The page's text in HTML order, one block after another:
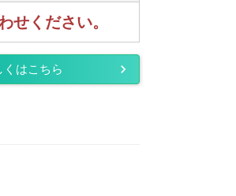
せください。
くはこちら